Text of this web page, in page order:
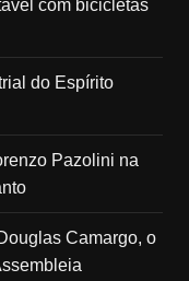
com bicicletas
do Espírito
Pazolini na
Camargo, o